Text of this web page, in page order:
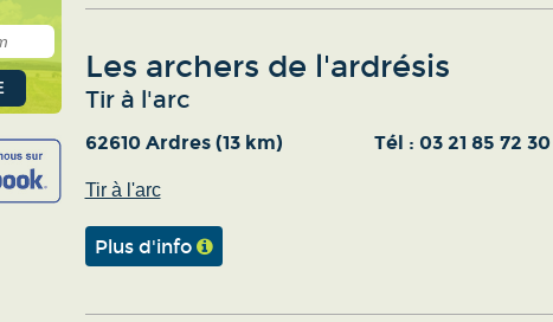
Les archers de l'ardrésis
Tir à l'arc
62610 Ardres (13 km) Tél : 03 21 85 72 30
Tir à l'arc
Plus d'info